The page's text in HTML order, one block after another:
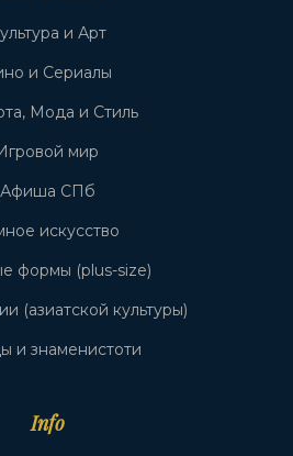
и Арт
и Сериалы
Мода и Стиль
Игровой мир
Афиша СПб
искусство
формы (plus-size)
(азиатской культуры)
и знаменистоти
Info